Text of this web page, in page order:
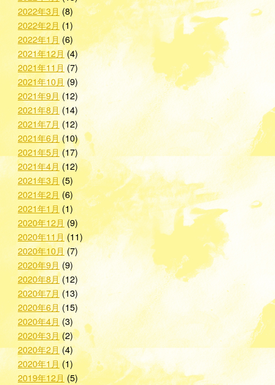
2022年3月 (8)
2022年2月 (1)
2022年1月(6)
2021年12月(4)
2021年11月 (7)
2021年10月 (9)
2021年9月(12)
2021年8月 (14)
2021年7月(12)
2021年6月(10)
2021年5月(17)
2021年4月(12)
2021年3月 (5)
2021年2月 (6)
2021年1月 (1)
2020年12月 (9)
2020年11月(11)
2020年10月 (7)
2020年9月 (9)
2020年8月(12)
2020年7月 (13)
2020年6月(15)
2020年4月(3)
2020年3月(2)
2020年2月(4)
2020年1月(1)
2019年12月 (5)